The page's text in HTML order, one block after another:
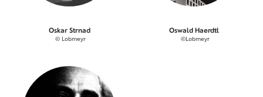
Oskar Strnad
© Lobmeyr
Oswald Haerdtl
©Lobmeyr